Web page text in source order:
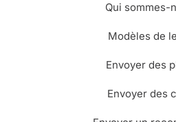
Qui sommes-
Modèles de
Envoyer des
Envoyer des